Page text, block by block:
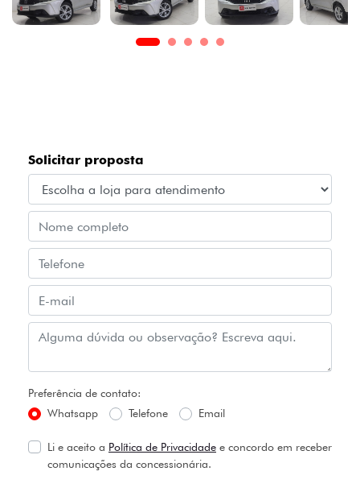
Solicitar proposta
Preferência de contato:
Whatsapp
Telefone Email
Li e aceito a Política de Privacidade e concordo em receber
comunicações da concessionária.